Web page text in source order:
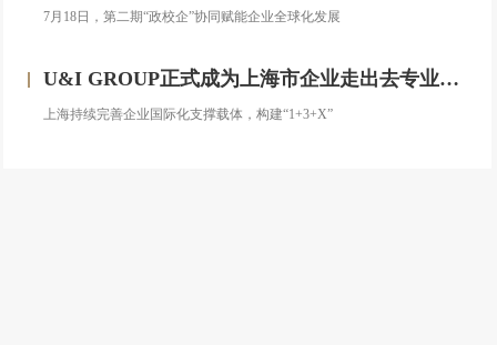
7月18日，第二期“政校企”协同赋能企业全球化发展
U&I GROUP正式成为上海市企业走出去专业服务联盟成员
上海持续完善企业国际化支撑载体，构建“1+3+X”